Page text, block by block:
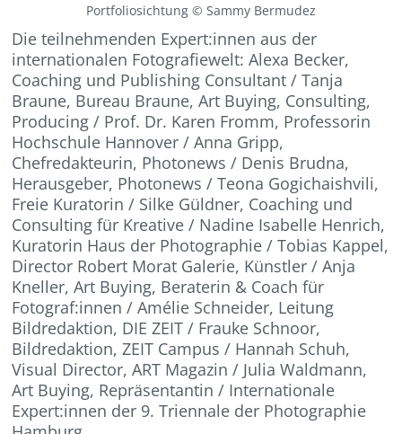
Portfoliosichtung © Sammy Bermudez
Die teilnehmenden Expert:innen aus der
internationalen Fotografiewelt: Alexa Becker,
Coaching und Publishing Consultant / Tanja
Braune, Bureau Braune, Art Buying, Consulting,
Producing / Prof. Dr. Karen Fromm, Professorin
Hochschule Hannover / Anna Gripp,
Chefredakteurin, Photonews / Denis Brudna,
Herausgeber, Photonews / Teona Gogichaishvili,
Freie Kuratorin / Silke Güldner, Coaching und
Consulting für Kreative / Nadine Isabelle Henrich,
Kuratorin Haus der Photographie / Tobias Kappel,
Director Robert Morat Galerie, Künstler / Anja
Kneller, Art Buying, Beraterin & Coach für
Fotograf:innen / Amélie Schneider, Leitung
Bildredaktion, DIE ZEIT / Frauke Schnoor,
Bildredaktion, ZEIT Campus / Hannah Schuh,
Visual Director, ART Magazin / Julia Waldmann,
Art Buying, Repräsentantin / Internationale
Expert:innen der 9. Triennale der Photographie